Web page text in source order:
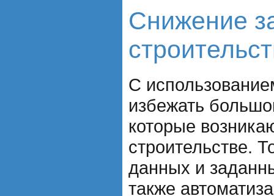
Снижение
С
избежать
которые
строительстве.
данных и
также